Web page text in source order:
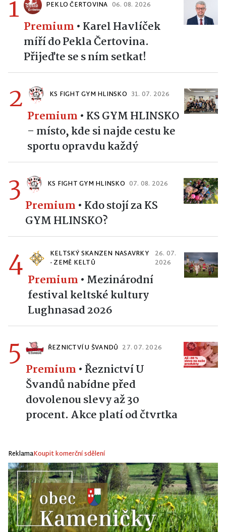
1 PEKLO ČERTOVINA 06. 08. 2026
Premium • Karel Havlíček
míří do Pekla Čertovina.
Přijeďte se s ním setkat!
2 KS FIGHT GYM HLINSKO 31. 07. 2026
Premium • KS GYM HLINSKO
– místo, kde si najde cestu ke
sportu opravdu každý
3 KS FIGHT GYM HLINSKO 07. 08. 2026
Premium • Kdo stojí za KS
GYM HLINSKO?
4
KELTSKÝ SKANZEN NASAVRKY
- ZEMĚ KELTŮ
26. 07.
2026
Premium • Mezinárodní
festival keltské kultury
Lughnasad 2026
5 ŘEZNICTVÍ U ŠVANDŮ 27. 07. 2026
Premium •Řeznictví U
Švandů nabídne před
dovolenou slevy až 30
procent. Akce platí od čtvrtka
ReklamaKoupit komerční sdělení